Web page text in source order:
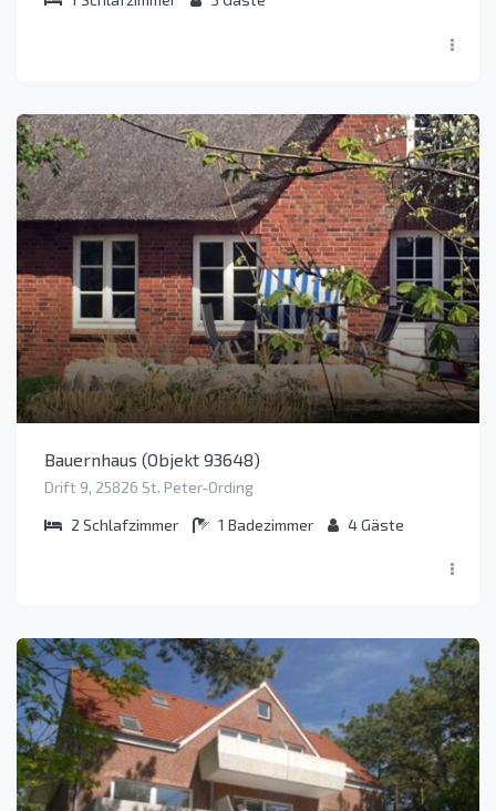
Bauernhaus (Objekt 93648)
Drift 9, 25826 St. Peter-Ording
2 Schlafzimmer 1 Badezimmer 4Gäste